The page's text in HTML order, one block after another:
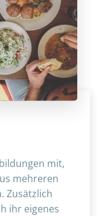
mit,
mehreren
Zusätzlich
ihr eigenes